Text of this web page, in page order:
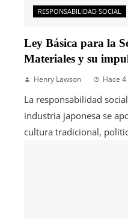
RESPONSABILIDAD SOCIAL
Ley Básica para la
Materiales y su
Henry Lawson Hace
La responsabilidad
industria japonesa se
cultura tradicional,